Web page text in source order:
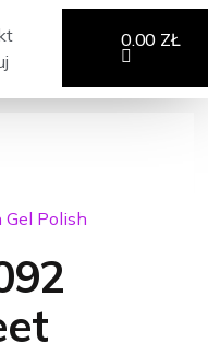
0.00 ZŁ
Polish